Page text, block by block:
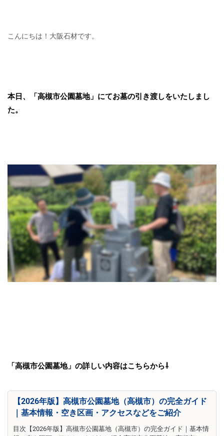
こんにちは！大阪石材です。
本日、「高槻市公園墓地」にてお墓の引き渡しをいたしまし
た。
「高槻市公園墓地」の詳しい内容はこちらから⇩
【2026年版】高槻市公園墓地（高槻市）の完全ガイド
｜基本情報・空き区画・アクセスなどをご紹介
目次【2026年版】高槻市公園墓地（高槻市）の完全ガイド｜基本情